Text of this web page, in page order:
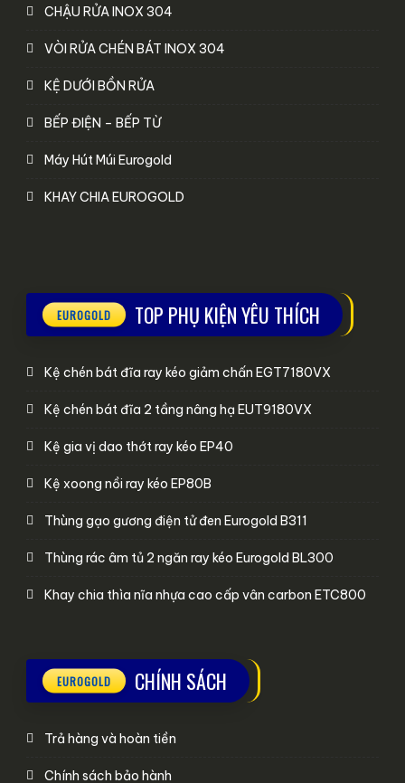
CHẬU RỬA INOX 304
VÒI RỬA CHÉN BÁT INOX 304
KỆ DƯỚI BỒN RỬA
BẾP ĐIỆN – BẾP TỪ
Máy Hút Múi Eurogold
KHAY CHIA EUROGOLD
TOP PHỤ KIỆN YÊU THÍCH
Kệ chén bát đĩa ray kéo giảm chấn EGT7180VX
Kệ chén bát đĩa 2 tầng nâng hạ EUT9180VX
Kệ gia vị dao thớt ray kéo EP40
Kệ xoong nồi ray kéo EP80B
Thùng gạo gương điện tử đen Eurogold B311
Thùng rác âm tủ 2 ngăn ray kéo Eurogold BL300
Khay chia thìa nĩa nhựa cao cấp vân carbon ETC800
CHÍNH SÁCH
Trả hàng và hoàn tiền
Chính sách bảo hành